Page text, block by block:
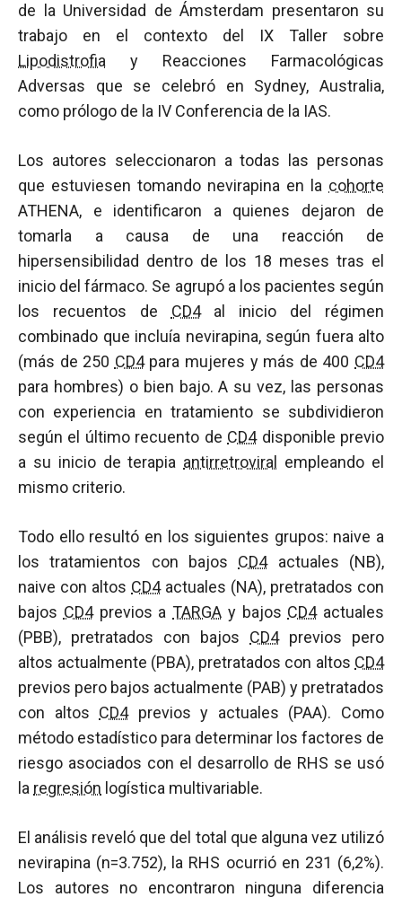
de la Universidad de Ámsterdam presentaron su
trabajo en el contexto del IX Taller sobre
Lipodistrofia y Reacciones Farmacológicas
Adversas que se celebró en Sydney, Australia,
como prólogo de la IV Conferencia de la IAS.
Los autores seleccionaron a todas las personas
que estuviesen tomando nevirapina en la cohorte
ATHENA, e identificaron a quienes dejaron de
tomarla a causa de una reacción de
hipersensibilidad dentro de los 18 meses tras el
inicio del fármaco. Se agrupó a los pacientes según
los recuentos de CD4al inicio del régimen
combinado que incluía nevirapina, según fuera alto
(más de 250 CD4para mujeres y más de 400 CD4
para hombres) o bien bajo. A su vez, las personas
con experiencia en tratamiento se subdividieron
según el último recuento de CD4disponible previo
a su inicio de terapia antirretroviral
empleando el
mismo criterio.
Todo ello resultó en los siguientes grupos: naive a
los tratamientos con bajos CD4actuales (NB),
naive con altos CD4actuales (NA), pretratados con
bajos CD4previos a TARGA y bajos CD4actuales
(PBB), pretratados con bajos CD4previos pero
altos actualmente (PBA), pretratados con altos CD4
previos pero bajos actualmente (PAB) y pretratados
con altos CD4previos y actuales (PAA). Como
método estadístico para determinar los factores de
riesgo asociados con el desarrollo de RHS se usó
la regresión logística multivariable.
El análisis reveló que del total que alguna vez utilizó
nevirapina (n=3.752), la RHS ocurrió en 231 (6,2%).
Los autores no encontraron ninguna diferencia